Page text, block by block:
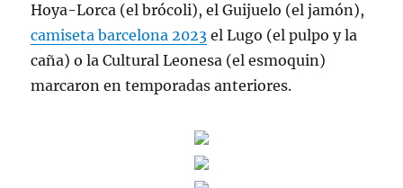
Hoya-Lorca (el brócoli), el Guijuelo (el jamón),
camiseta barcelona 2023 el Lugo (el pulpo y la
caña) o la Cultural Leonesa (el esmoquin)
marcaron en temporadas anteriores.